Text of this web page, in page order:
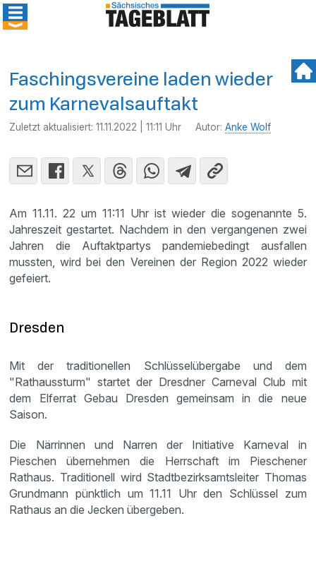
Faschingsvereine laden wieder
zum Karnevalsauftakt
Zuletzt aktualisiert:11.11.2022 | 11:11 Uhr Autor:Anke Wolf
Am 11.11. 22 um 11:11 Uhr ist wieder die sogenannte 5.
Jahreszeit gestartet. Nachdem in den vergangenen zwei
Jahren die Auftaktpartys pandemiebedingt ausfallen
mussten, wird bei den Vereinen der Region 2022 wieder
gefeiert.
Dresden
Mit der traditionellen Schlüsselübergabe und dem
"Rathaussturm" startet der Dresdner Carneval Club mit
dem Elferrat Gebau Dresden gemeinsam in die neue
Saison.
Die Närrinnen und Narren der Initiative Karneval in
Pieschen übernehmen die Herrschaft im Pieschener
Rathaus. Traditionell wird Stadtbezirksamtsleiter Thomas
Grundmann pünktlich um 11.11 Uhr den Schlüssel zum
Rathaus an die Jecken übergeben.